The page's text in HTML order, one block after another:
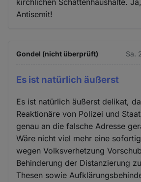
Antisemit!
Gondel (nicht überprüft) Sa.
Es ist natürlich äußerst
Es ist natürlich äußerst delikat,
Reaktionäre von Polizei und
genau an die falsche Adresse
Wäre nicht viel mehr eine
wegen Volksverhetzung
Behinderung der Distanzierung
Thesen sowie